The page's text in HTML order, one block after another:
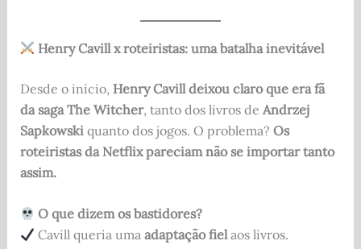
Henry Cavill x roteiristas: uma batalha inevitável
Desde o início, Henry Cavill deixou claro que era fã
da saga The Witcher, tanto dos livros de Andrzej
Sapkowskiquanto dos jogos. O problema? Os
roteiristas da Netflix pareciam não se importar tanto
assim.
O que dizem os bastidores?
Cavill queria uma adaptação fielaos livros.